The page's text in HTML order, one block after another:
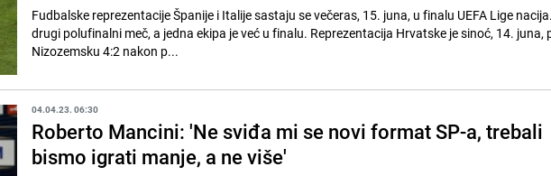
Fudbalske reprezentacije Španije i Italije sastaju se večeras, 15. juna, u finalu UEFA Lige
drugi polufinalni meč, a jedna ekipa je već u finalu. Reprezentacija Hrvatske je sinoć, 14. juna,
Nizozemsku 4:2 nakon p...
04.04.23. 06:30
Roberto Mancini: 'Ne sviđa mi se novi format SP-a, trebali
bismo igrati manje, a ne više'